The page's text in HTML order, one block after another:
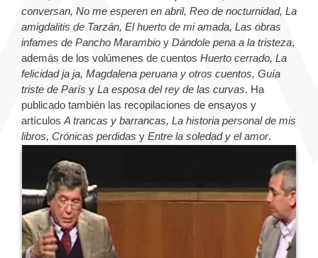
conversan, No me esperen en abril, Reo de nocturnidad, La
amigdalitis de Tarzán, El huerto de mi amada, Las obras
infames de Pancho Marambio y Dándole pena a la tristeza,
además de los volúmenes de cuentos Huerto cerrado, La
felicidad ja ja, Magdalena peruana y otros cuentos, Guía
triste de París y La esposa del rey de las curvas. Ha
publicado también las recopilaciones de ensayos y
artículos A trancas y barrancas, La historia personal de mis
libros, Crónicas perdidas y Entre la soledad y el amor.